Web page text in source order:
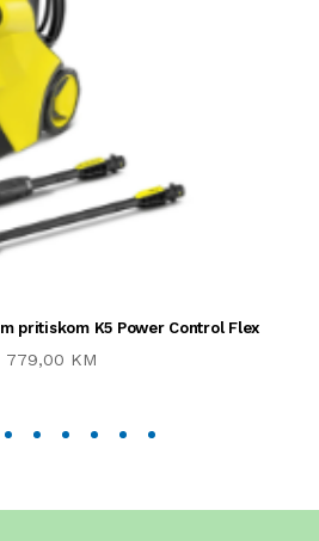
pritiskom K5 Power Control Flex
779,00 KM